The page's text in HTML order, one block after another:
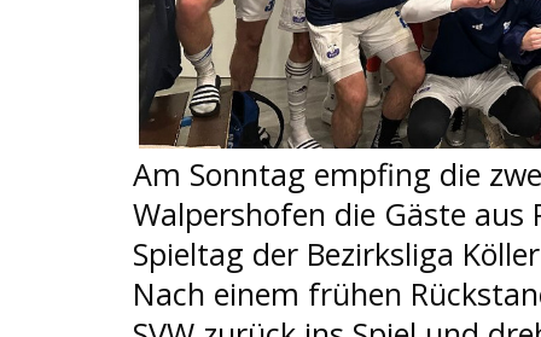
Am Sonntag empfing die
Walpershofen die Gäste
Spieltag der Bezirksliga
Nach einem frühen